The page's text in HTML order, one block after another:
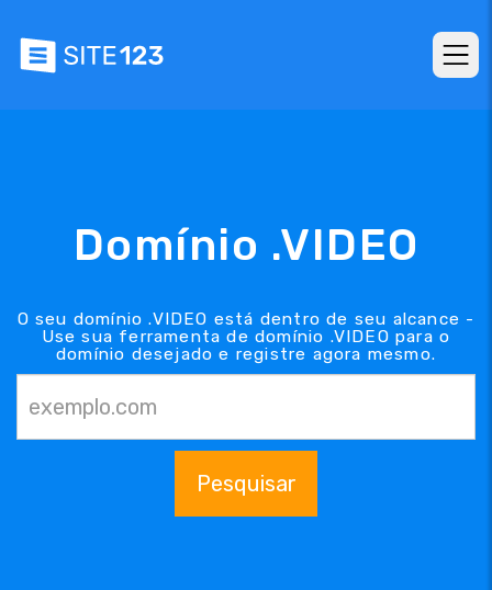
Domínio .VIDEO
O seu domínio .VIDEO está dentro de seu alcance -
Use sua ferramenta de domínio .VIDEO para o
domínio desejado e registre agora mesmo.
Pesquisar